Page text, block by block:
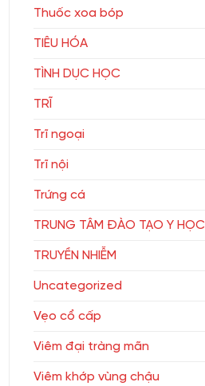
Thuốc xoa bóp
TIÊU HÓA
TÌNH DỤC HỌC
TRĨ
Trĩ ngoại
Trĩ nội
Trứng cá
TRUNG TÂM ĐÀO TẠO Y HỌC
TRUYỀN NHIỄM
Uncategorized
Vẹo cổ cấp
Viêm đại tràng mãn
Viêm khớp vùng chậu